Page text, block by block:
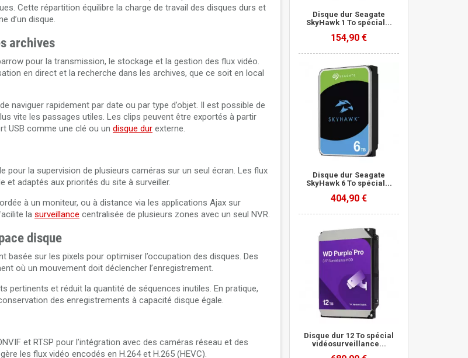
Cette répartition équilibre la charge de travail des disques durs et
d’un disque.
archives
pour la transmission, le stockage et la gestion des flux vidéo.
en direct et la recherche dans les archives, que ce soit en local
naviguer rapidement par date ou par type d’objet. Il est possible de
vite les passages utiles. Les clips peuvent être exportés à partir
USB comme une clé ou un disque dur externe.
pour la supervision de plusieurs caméras sur un seul écran. Les flux
et adaptés aux priorités du site à surveiller.
à un moniteur, ou à distance via les applications Ajax sur
la surveillance centralisée de plusieurs zones avec un seul NVR.
disque
basée sur les pixels pour optimiser l’occupation des disques. Des
où un mouvement doit déclencher l’enregistrement.
pertinents et réduit la quantité de séquences inutiles. En pratique,
des enregistrements à capacité disque égale.
et RTSP pour l’intégration avec des caméras réseau et des
les flux vidéo encodés en H.264 et H.265 (HEVC).
Disque dur Seagate
SkyHawk 1 To spécial...
154,90 €
Disque dur Seagate
SkyHawk 6 To spécial...
404,90 €
Disque dur 12 To spécial
vidéosurveillance...